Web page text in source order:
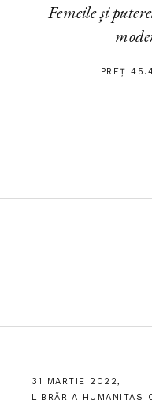
Femeile și
PREȚ
31 MARTIE 2022,
LIBRĂRIA HUMANITAS